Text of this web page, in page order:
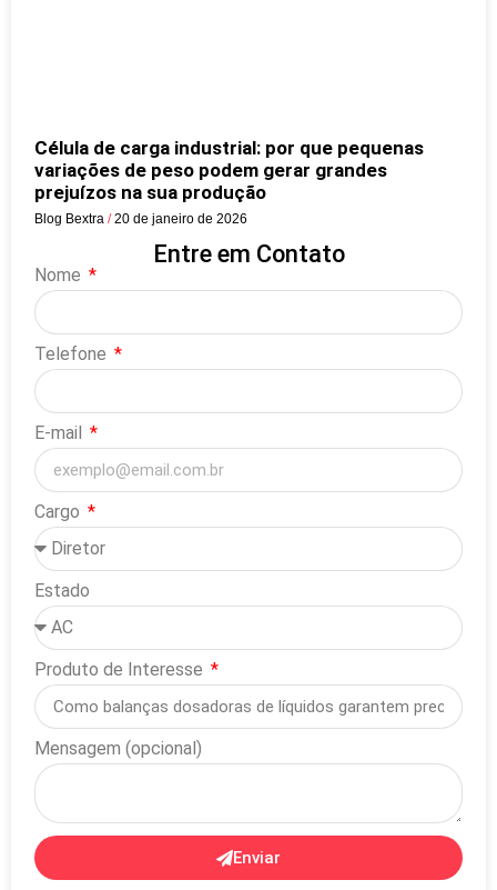
Célula de carga industrial: por que pequenas
variações de peso podem gerar grandes
prejuízos na sua produção
Blog Bextra 20 de janeiro de 2026
Entre em Contato
Nome
Telefone
E-mail
Cargo
Estado
Produto de Interesse
Mensagem (opcional)
Enviar